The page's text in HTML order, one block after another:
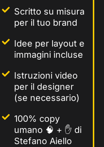
Scritto su misura
per il tuo brand
Idee per layout e
immagini incluse
Istruzioni video
per il designer
(se necessario)
100% copy
umano 🧠 + ✋ di
Stefano Aiello